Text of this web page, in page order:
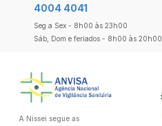
4004 4041
Seg a Sex - 8h00 às 23h00
Sáb, Dom e feriados - 8h00 às 20h00
A Nissei segue as